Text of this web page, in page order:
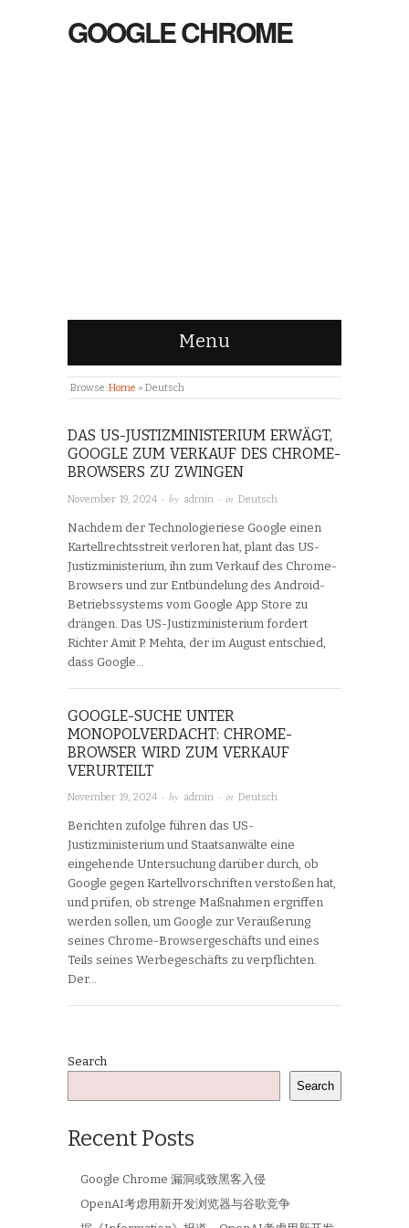
GOOGLE CHROME
Menu
Browse:Home » Deutsch
DAS US-JUSTIZMINISTERIUM ERWÄGT,
GOOGLE ZUM VERKAUF DES CHROME-
BROWSERS ZU ZWINGEN
November 19, 2024 · by admin · in Deutsch
Nachdem der Technologieriese Google einen
Kartellrechtsstreit verloren hat, plant das US-
Justizministerium, ihn zum Verkauf des Chrome-
Browsers und zur Entbündelung des Android-
Betriebssystems vom Google App Store zu
drängen. Das US-Justizministerium fordert
Richter Amit P. Mehta, der im August entschied,
dass Google…
GOOGLE-SUCHE UNTER
MONOPOLVERDACHT: CHROME-
BROWSER WIRD ZUM VERKAUF
VERURTEILT
November 19, 2024 · by admin · in Deutsch
Berichten zufolge führen das US-
Justizministerium und Staatsanwälte eine
eingehende Untersuchung darüber durch, ob
Google gegen Kartellvorschriften verstoßen hat,
und prüfen, ob strenge Maßnahmen ergriffen
werden sollen, um Google zur Veräußerung
seines Chrome-Browsergeschäfts und eines
Teils seines Werbegeschäfts zu verpflichten.
Der…
Search
Search
Recent Posts
Google Chrome 漏洞或致黑客入侵
OpenAI考虑用新开发浏览器与谷歌竞争